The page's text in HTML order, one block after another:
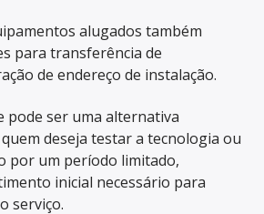
alugados também
para transferência de
de endereço de instalação.
pode ser uma alternativa
deseja testar a tecnologia ou
por um período limitado,
inicial necessário para
serviço.